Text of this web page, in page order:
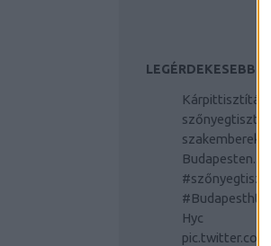
LEGÉRDEKESEBB
Kárpittisztítás
szakemberek
Budapesten.
#Budapest
Hyc